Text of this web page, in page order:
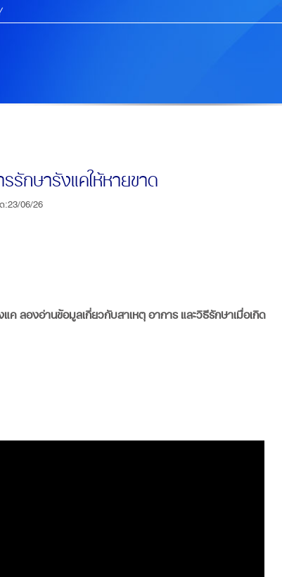
รักษารังแคให้หายขาด
:23/06/26
ลองอ่านข้อมูลเกี่ยวกับสาเหตุ อาการ และวิธีรักษาเมื่อเกิด